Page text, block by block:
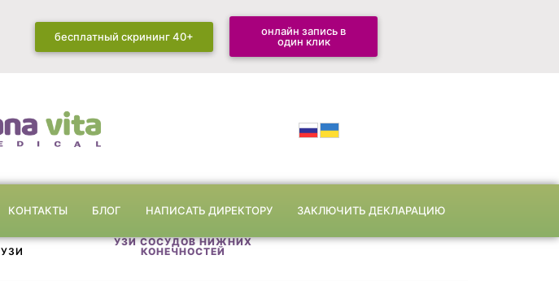
бесплатный скрининг 40+
онлайн запись в
один клик
КОНТАКТЫ БЛОГ НАПИСАТЬ ДИРЕКТОРУ ЗАКЛЮЧИТЬ ДЕКЛАРАЦИЮ
УЗИ
УЗИ СОСУДОВ НИЖНИХ
КОНЕЧНОСТЕЙ